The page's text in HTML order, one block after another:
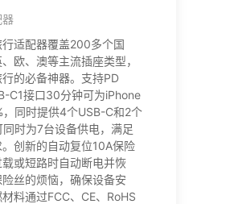
器
适配器覆盖200多个国
欧、澳等主流插座类型，
的必备神器。支持PD
C1接口30分钟可为iPhone
同时提供4个USB-C和2个
时为7台设备供电，满足
创新的自动复位10A保险
或短路时自动断电并恢
丝的烦恼，确保设备安
料通过FCC、CE、RoHS